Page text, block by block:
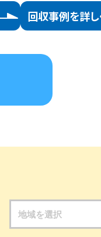
回収事例を詳し
地域を選択